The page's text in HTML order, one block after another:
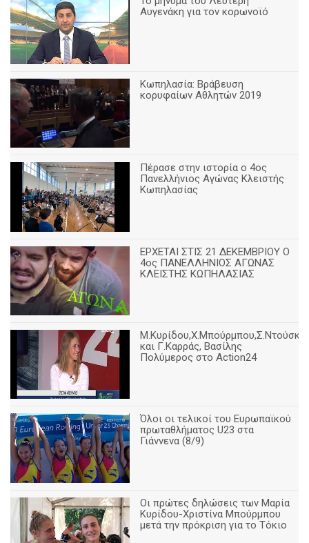
Αυγενάκη για τον κορωνοϊό
Κωπηλασία: Βράβευση
κορυφαίων Αθλητών 2019
Πέρασε στην ιστορία ο 4ος
Πανελλήνιος Αγώνας Κλειστής
Κωπηλασίας
ΕΡΧΕΤΑΙ ΣΤΙΣ 21 ΔΕΚΕΜΒΡΙΟΥ Ο
4ος ΠΑΝΕΛΛΗΝΙΟΣ ΑΓΩΝΑΣ
ΚΛΕΙΣΤΗΣ ΚΩΠΗΛΑΣΙΑΣ
και Γ.Καρράς, Βασίλης
Πολύμερος στο Action24
Όλοι οι τελικοί του Ευρωπαϊκού
πρωταθλήματος U23 στα
Γιάννενα (8/9)
Οι πρώτες δηλώσεις των Μαρία
Κυρίδου-Χριστίνα Μπούρμπου
μετά την πρόκριση για το Τόκιο